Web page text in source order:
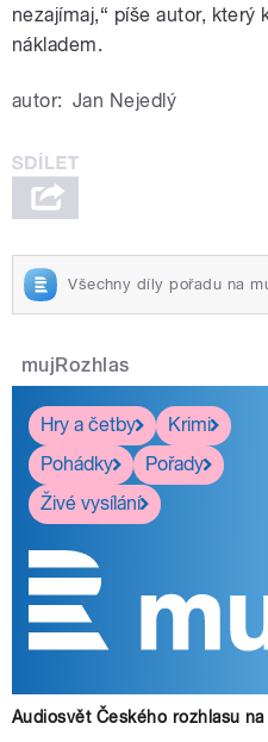
nezajímaj,“ píše autor, který
nákladem.
autor: Jan Nejedlý
Všechny díly pořadu na
mujRozhlas
Hry a četby
Krimi
Pohádky
Pořady
Živé vysílání
Audiosvět Českého rozhlasu